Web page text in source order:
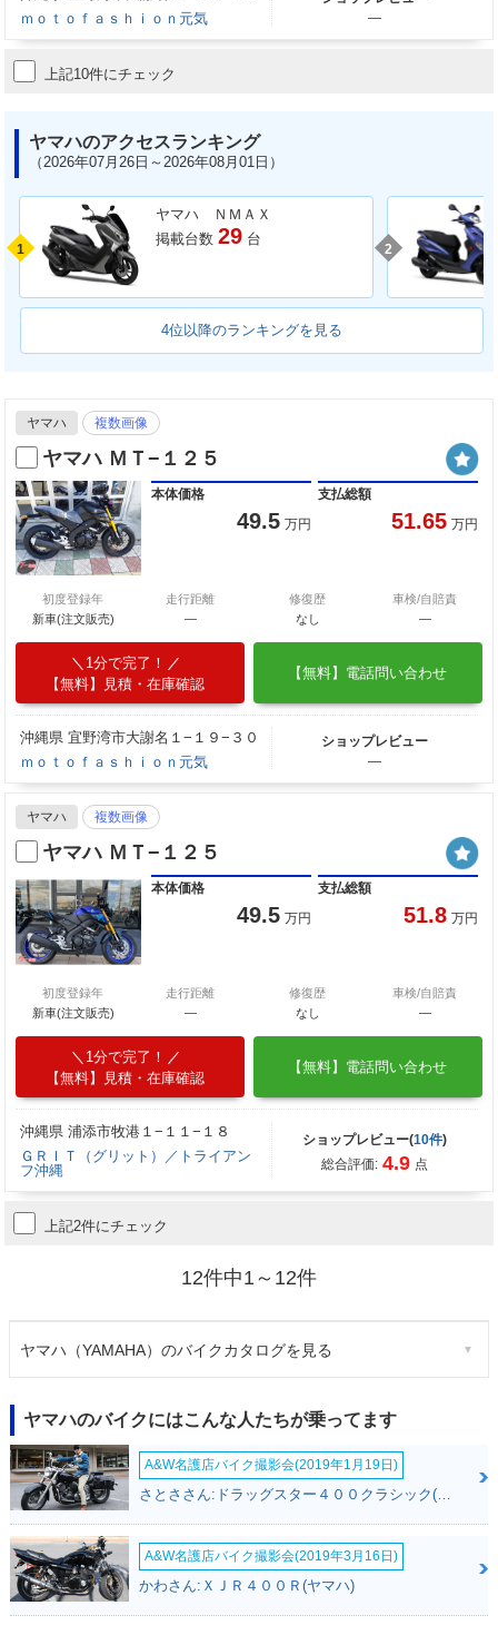
ｍｏｔｏｆａｓｈｉｏｎ元気
―
上記10件にチェック
ヤマハのアクセスランキング
（2026年07月26日～2026年08月01日）
1
ヤマハ ＮＭＡＸ
掲載台数 29 台
2
4位以降のランキングを見る
ヤマハ 複数画像
ヤマハ ＭＴ−１２５
本体価格
49.5 万円
支払総額
51.65 万円
初度登録年
新車(注文販売)
走行距離
―
修復歴
なし
車検/自賠責
―
1分で完了！
【無料】見積・在庫確認
【無料】電話問い合わせ
沖縄県 宜野湾市大謝名１−１９−３０
ｍｏｔｏｆａｓｈｉｏｎ元気
ショップレビュー
―
ヤマハ 複数画像
ヤマハ ＭＴ−１２５
本体価格
49.5 万円
支払総額
51.8 万円
初度登録年
新車(注文販売)
走行距離
―
修復歴
なし
車検/自賠責
―
1分で完了！
【無料】見積・在庫確認
【無料】電話問い合わせ
沖縄県 浦添市牧港１−１１−１８
ＧＲＩＴ（グリット）／トライアン
フ沖縄
ショップレビュー(10件)
総合評価: 4.9 点
上記2件にチェック
12件中1～12件
ヤマハ（YAMAHA）のバイクカタログを見る
ヤマハのバイクにはこんな人たちが乗ってます
A&W名護店バイク撮影会(2019年1月19日)
A&W名護店バイク撮影会(2019年3月16日)
かわさん:ＸＪＲ４００Ｒ(ヤマハ)